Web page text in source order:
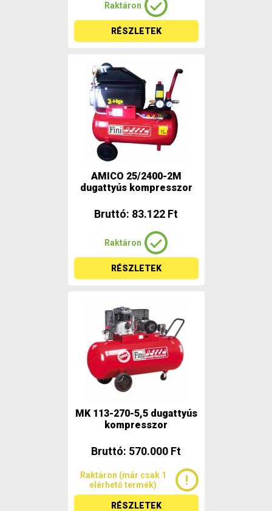
Raktáron
RÉSZLETEK
AMICO 25/2400-2M
dugattyús kompresszor
Bruttó: 83.122 Ft
Raktáron
RÉSZLETEK
MK 113-270-5,5 dugattyús
kompresszor
Bruttó: 570.000 Ft
Raktáron (már csak 1
elérhető termék)
RÉSZLETEK